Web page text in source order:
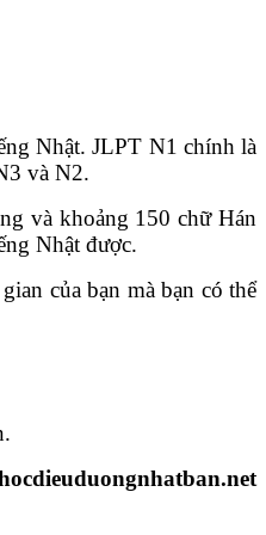
Nhật. JLPT N1 chính là
và N2.
và khoảng 150 chữ Hán
Nhật được.
của bạn mà bạn có thể